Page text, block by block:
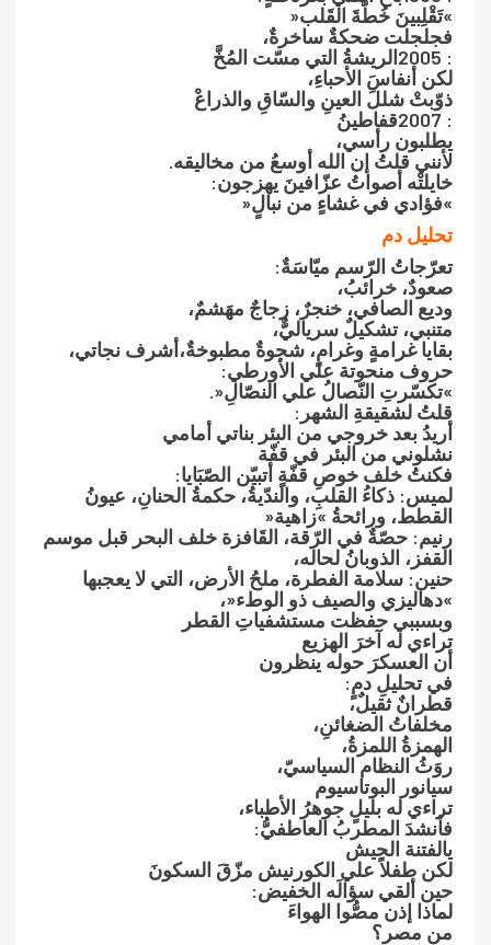
‮»‬تَقْلِبينَ‮ ‬خُطّةَ‮ ‬القَلب‮«‬
فجلجلت ضحكةٌ‮ ‬ساخرةٌ،
2005‮: ‬الريشةُ‮ ‬التي مسّت المُخَّ
لكن أنفاسَ‮ ‬الأحباءِ،
ذوّبتْ‮ ‬شللَ‮ ‬العينِ‮ ‬والسّاقِ‮ ‬والذراعْ
2007‮: ‬قفاطينُ
يطلبون رأسي،
لأنني قلتُ‮ ‬إن الله أوسعُ‮ ‬من مخاليقه‮.‬
خايلتْه أصواتُ‮ ‬عزّافينَ‮ ‬يهزجون‮:‬
‮»‬فؤادي في‮ ‬غشاءٍ‮ ‬من نبالٍ‮«‬
تحليل دم
تعرّجاتُ‮ ‬الرّسم ميّاسَةٌ‮:‬
صعودٌ،‮ ‬خرائبُ،
وديع الصافي،‮ ‬خنجرٌ،‮ ‬زجاجٌ‮ ‬مهَشمٌ،
متنبي،‮ ‬تشكيلٌ‮ ‬سرياليٌّ،
بقايا‮ ‬غرامةٍ‮ ‬وغرامٍ،‮ ‬شجوةٌ‮ ‬مطبوخةٌ،أشرف نجاتي،‮
‬حروف منحوتة علي الأورطي‮:‬
‮»‬تكسّرتِ‮ ‬النّصالُ‮ ‬علي النصّالِ‮«.‬
قلتُ‮ ‬لشقيقةِ‮ ‬الشهر‮:‬
أريدُ‮ ‬بعد خروجي من البئر بناتي أمامي
نشلوني من البئر في قفّة
فكنتُ‮ ‬خلف خوصِ‮ ‬قفّةٍ‮ ‬أتبيّن الصّبَايا‮:‬
لميس‮: ‬ذكاءُ‮ ‬القلبِ،‮ ‬والندّيةُ،‮ ‬حكمةُ‮ ‬الحنانِ،‮ ‬عيونُ‮
‬القطط،‮ ‬ورائحةُ‮ »‬زاهية‮«‬
رنيم‮: ‬حصّةٌ‮ ‬في الرّقة،‮ ‬القَافزة خلف البحر قبل موسم
القفز،‮ ‬الذوبانُ‮ ‬لحاله،
حنين‮: ‬سلامة الفطرة،‮ ‬ملحُ‮ ‬الأرض،‮ ‬التي لا‮ ‬يعجبها‮
»‬دهاليزي والصيف ذو الوطء‮«‬،
وبسببي حفظت مستشفياتِ‮ ‬القطر
تراءي له آخرَ‮ ‬الهزيع
أن العسكرَ‮ ‬حوله‮ ‬ينظرون
في تحليلِ‮ ‬دمٍ‮:‬
قطرانٌ‮ ‬ثقيلٌ،
مخلفاتُ‮ ‬الضغائنِ،
الهمزةُ‮ ‬اللمزةُ،
روَثُ‮ ‬النظام السياسيّ،
سيانور البوتاسيوم
تراءي له بليلٍ‮ ‬جوهرُ‮ ‬الأطباء،
فأنشدَ‮ ‬المطربُ‮ ‬العاطفيُّ‮:‬
يالفتنة الجيش
لكن طفلاً‮ ‬علي الكورنيش مزّقَ‮ ‬السكونَ
حين ألقي سؤالَه الخفيض‮:‬
لماذا إذن مصُّوا الهواءَ
من مصر؟